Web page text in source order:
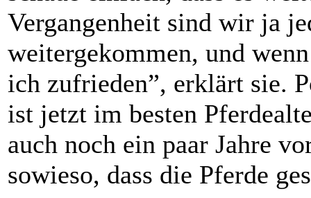
Vergangenheit sind wir ja
weitergekommen, und
ich zufrieden”, erklärt sie.
ist jetzt im besten
auch noch ein paar Jahre
sowieso, dass die Pferde